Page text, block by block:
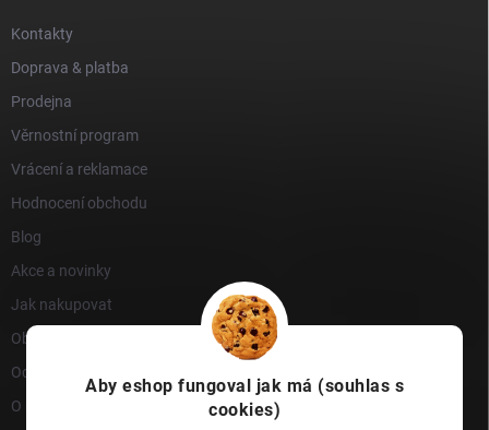
Aby eshop fungoval jak má (souhlas s
cookies)
Kontakty
Doprava & platba
Prodejna
Věrnostní program
Vrácení a reklamace
Hodnocení obchodu
Blog
Akce a novinky
Jak nakupovat
Obchodní podmínky
Ochrana osobních údajů
O nás